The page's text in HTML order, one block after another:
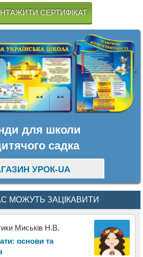
СЕРТИФІКАТ
для школи
садка
УРОК-UA
МОЖУТЬ ЗАЦІКАВИТИ
Миськів Н.В.
основи та